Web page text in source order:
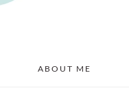
ABOUT ME